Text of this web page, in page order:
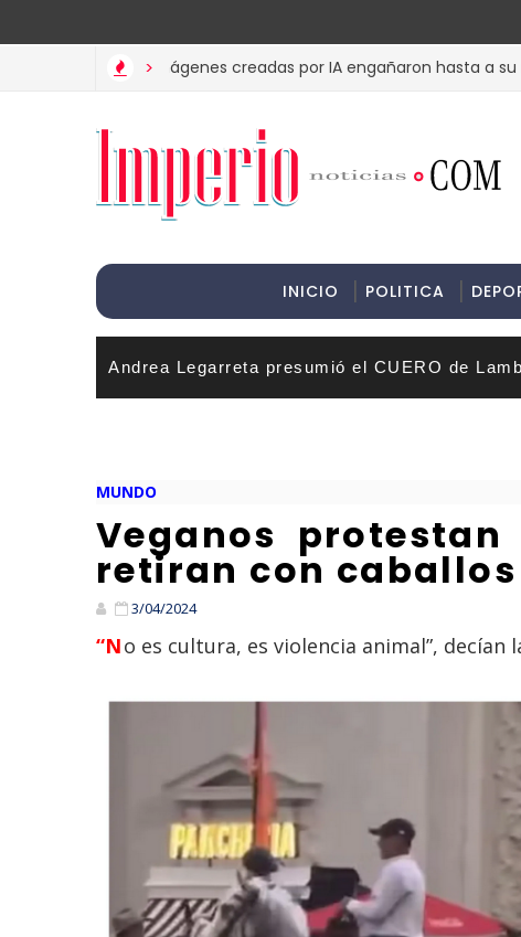
>
Estas imágenes creadas por IA engañaron hasta a su madre
INICIO POLITICA
Andrea Legarreta presumió el CUERO de
MUNDO
Veganos
retiran con caballos
3/04/2024
“No es cultura, es violencia animal”,